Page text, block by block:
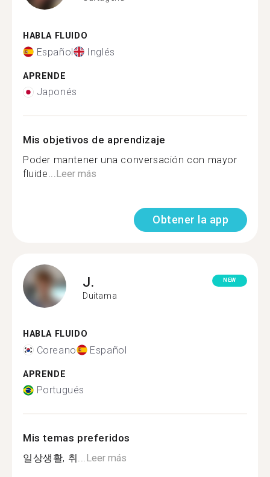
HABLA FLUIDO
Español Inglés
APRENDE
Japonés
Mis objetivos de aprendizaje
Poder mantener una conversación con mayor
fluide...Leer más
Obtener la app
J.
Duitama
NEW
HABLA FLUIDO
Coreano Español
APRENDE
Portugués
Mis temas preferidos
일상생활, 취...Leer más